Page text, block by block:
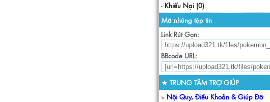
- Khiếu Nại (0).
Mã nhúng tệp tin
Link Rút Gọn:
BBcode URL:
★ TRUNG TÂM TRỢ GIÚP
» Nội Quy, Điều Khoản & Giúp Đỡ